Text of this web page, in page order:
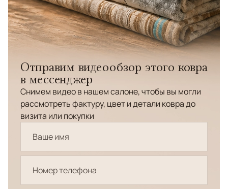
Отправим видеообзор этого ковра
в мессенджер
Снимем видео в нашем салоне, чтобы вы могли
рассмотреть фактуру, цвет и детали ковра до
визита или покупки